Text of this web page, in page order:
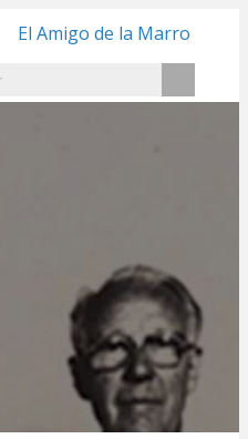
El Amigo de la Marro